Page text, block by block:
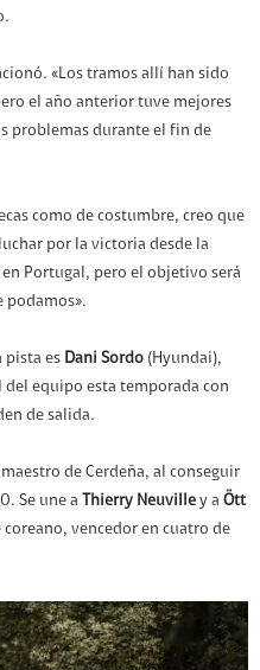
«Los tramos allí han sido
el año anterior tuve mejores
problemas durante el fin de
como de costumbre, creo que
por la victoria desde la
Portugal, pero el objetivo será
podamos».
pista es Dani Sordo (Hyundai),
del equipo esta temporada con
de salida.
de Cerdeña, al conseguir
Se une a Thierry Neuville y a Ött
vencedor en cuatro de